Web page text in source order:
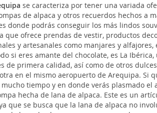
se caracteriza por tener una variada
de alpaca y otros recuerdos hechos a
donde podrás conseguir los más lindos
que ofrece prendas de vestir, productos
y artesanales como manjares y
si eres amante del chocolate, es La
de primera calidad, así como de otros
en el mismo aeropuerto de Arequipa. Si
tiempo y en donde verás plasmado el
hecha de lana de alpaca. Este es un
que se busca que la lana de alpaca no